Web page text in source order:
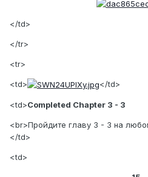
</td>
</tr>
<tr>
<td> </td>
<td>Completed Chapter 3 - 3
<br>Пройдите главу 3 - 3 на
</td>
<td>